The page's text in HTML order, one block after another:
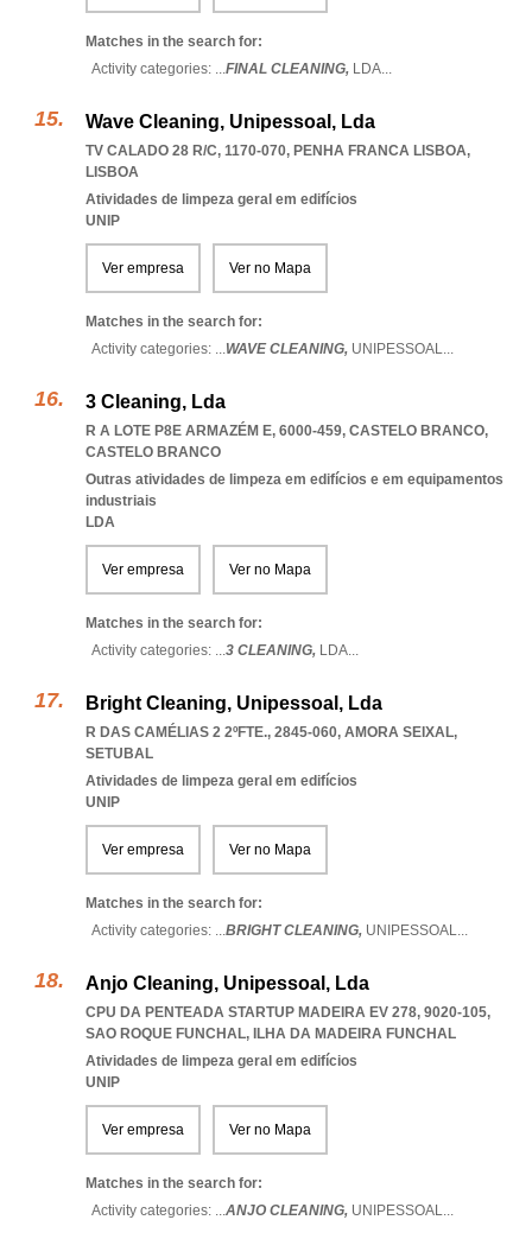
Matches in the search for:
Activity categories: ...FINAL CLEANING, LDA...
Wave Cleaning, Unipessoal, Lda
TV CALADO 28 R/C, 1170-070, PENHA FRANCA LISBOA,
LISBOA
Atividades de limpeza geral em edifícios
UNIP
Ver empresa Ver no Mapa
Matches in the search for:
Activity categories: ...WAVE CLEANING, UNIPESSOAL...
3 Cleaning, Lda
R A LOTE P8E ARMAZÉM E, 6000-459, CASTELO BRANCO,
CASTELO BRANCO
Outras atividades de limpeza em edifícios e em equipamentos
industriais
LDA
Ver empresa Ver no Mapa
Matches in the search for:
Activity categories: ...3 CLEANING, LDA...
Bright Cleaning, Unipessoal, Lda
R DAS CAMÉLIAS 2 2ºFTE., 2845-060, AMORA SEIXAL,
SETUBAL
Atividades de limpeza geral em edifícios
UNIP
Ver empresa Ver no Mapa
Matches in the search for:
Activity categories: ...BRIGHT CLEANING, UNIPESSOAL...
Anjo Cleaning, Unipessoal, Lda
CPU DA PENTEADA STARTUP MADEIRA EV 278, 9020-105,
SAO ROQUE FUNCHAL, ILHA DA MADEIRA FUNCHAL
Atividades de limpeza geral em edifícios
UNIP
Ver empresa Ver no Mapa
Matches in the search for:
Activity categories: ...ANJO CLEANING, UNIPESSOAL...